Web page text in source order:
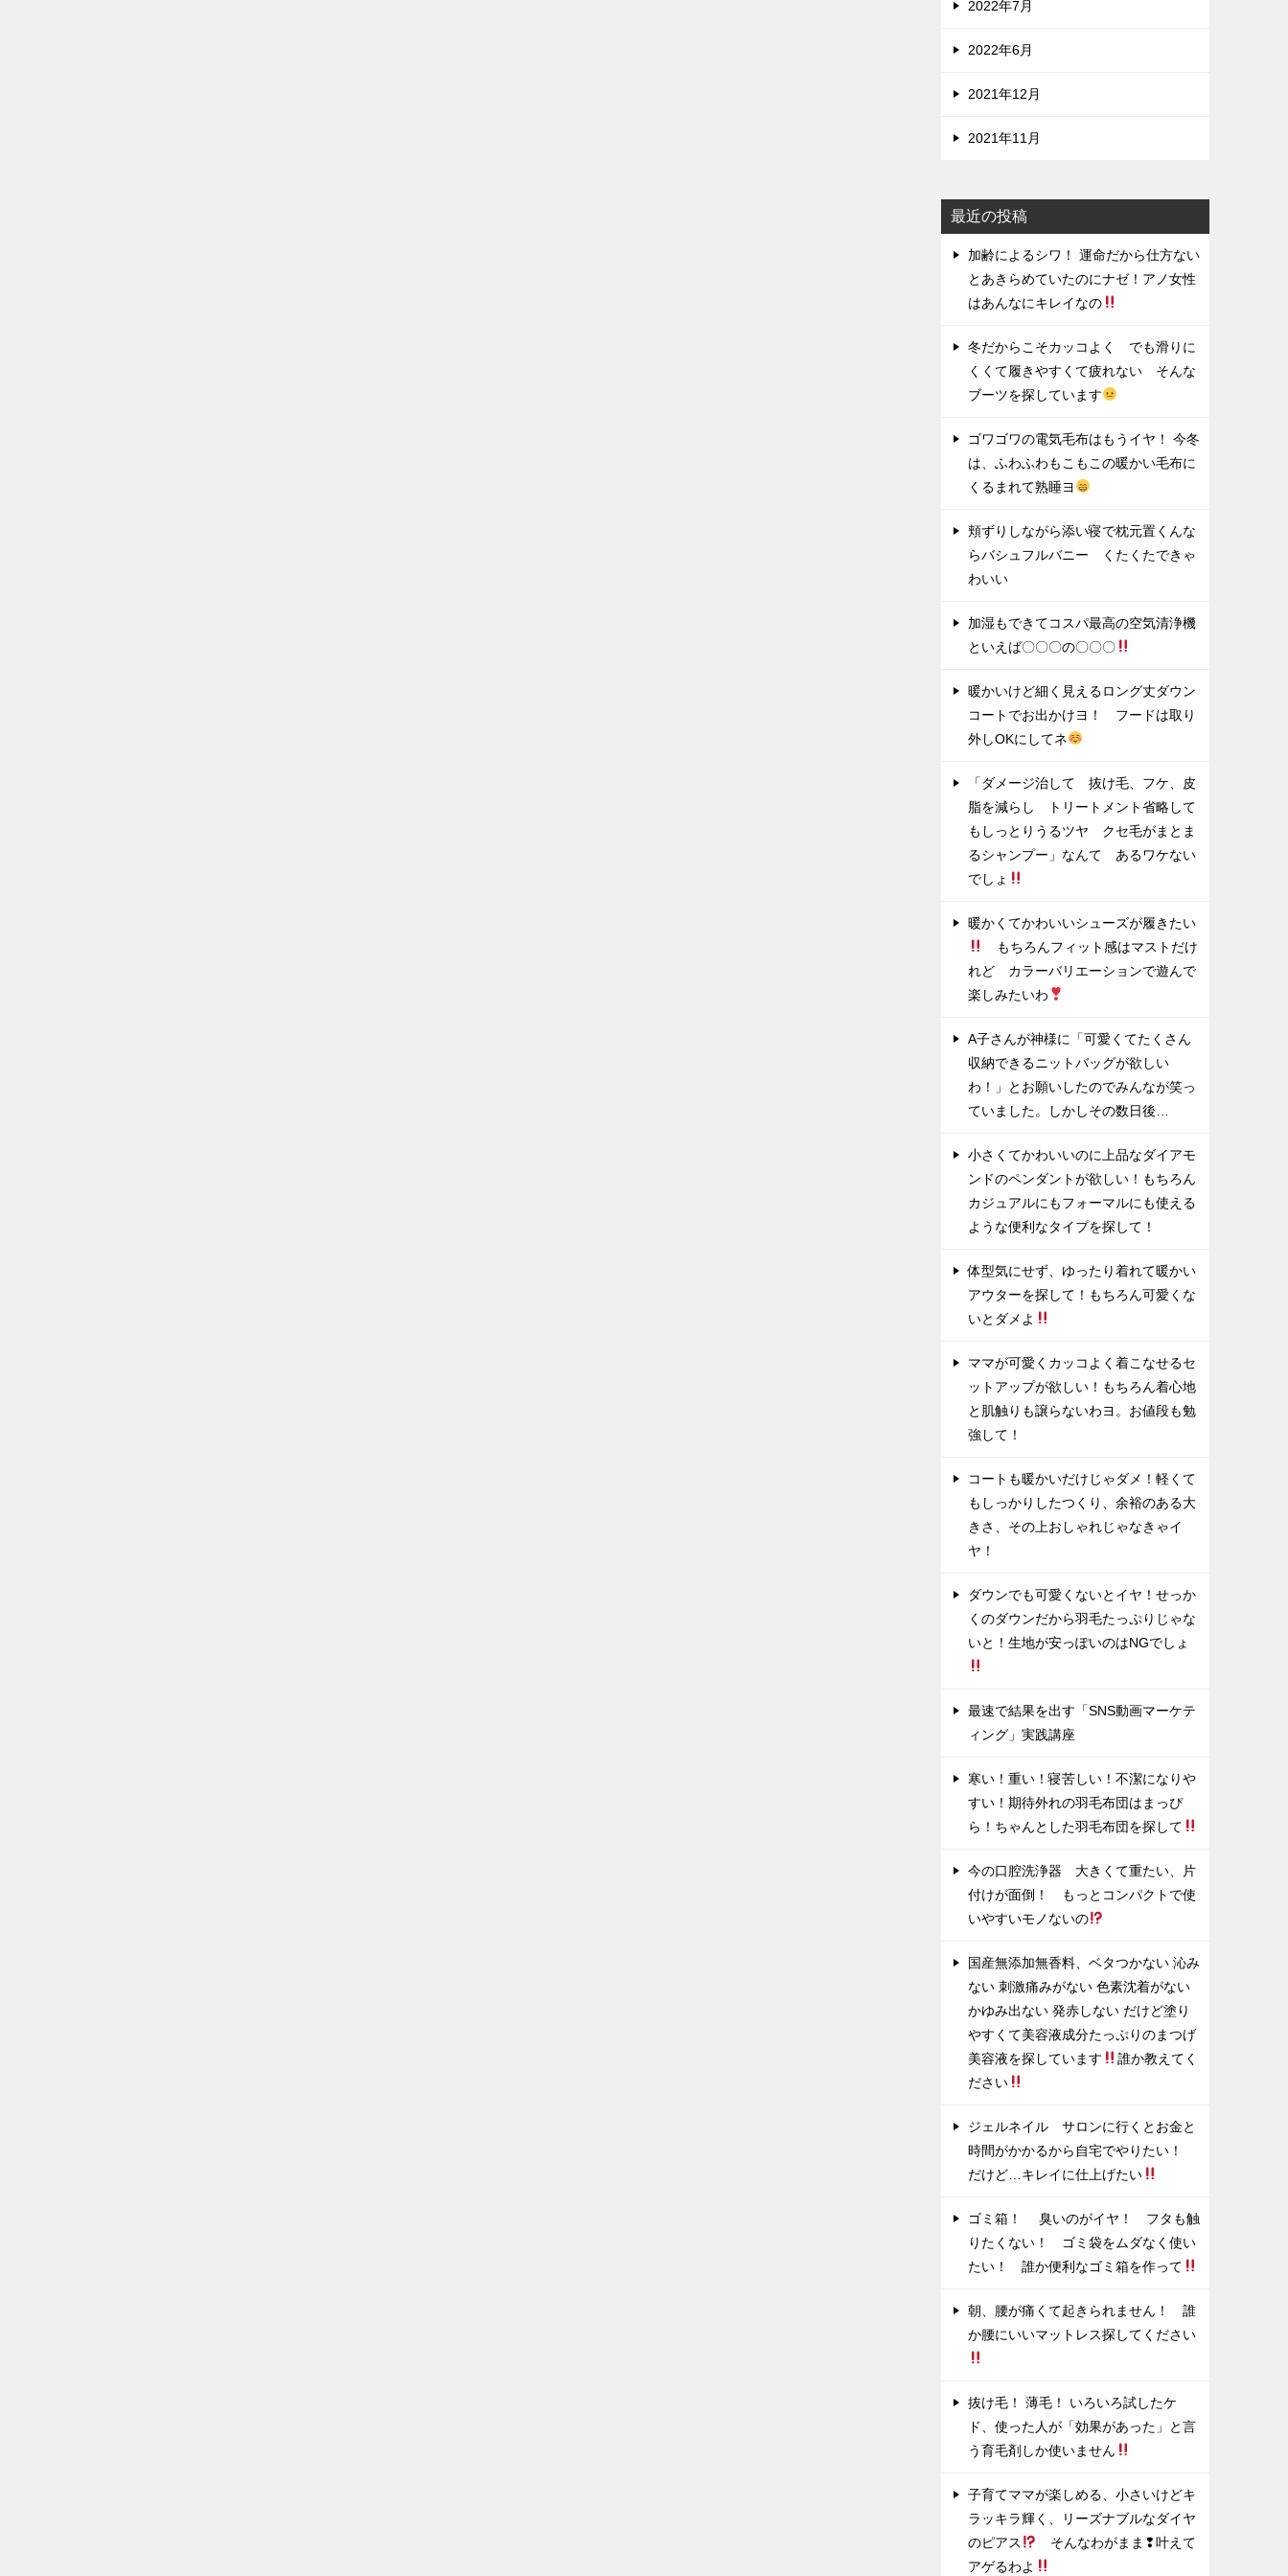
2022年7月
2022年6月
2021年12月
2021年11月
最近の投稿
加齢によるシワ！ 運命だから仕方ない
とあきらめていたのにナゼ！アノ女性
はあんなにキレイなの
冬だからこそカッコよく でも滑りに
くくて履きやすくて疲れない そんな
ブーツを探しています
ゴワゴワの電気毛布はもうイヤ！ 今冬
は、ふわふわもこもこの暖かい毛布に
くるまれて熟睡ヨ
頬ずりしながら添い寝で枕元置くんな
らバシュフルバニー くたくたできゃ
わいい
加湿もできてコスパ最高の空気清浄機
といえば〇〇〇の〇〇〇
暖かいけど細く見えるロング丈ダウン
コートでお出かけヨ！ フードは取り
外しOKにしてネ
「ダメージ治して 抜け毛、フケ、皮
脂を減らし トリートメント省略して
もしっとりうるツヤ クセ毛がまとま
るシャンプー」なんて あるワケない
でしょ
暖かくてかわいいシューズが履きたい
もちろんフィット感はマストだけ
れど カラーバリエーションで遊んで
楽しみたいわ
A子さんが神様に「可愛くてたくさん
収納できるニットバッグが欲しい
わ！」とお願いしたのでみんなが笑っ
ていました。しかしその数日後…
小さくてかわいいのに上品なダイアモ
ンドのペンダントが欲しい！もちろん
カジュアルにもフォーマルにも使える
ような便利なタイプを探して！
体型気にせず、ゆったり着れて暖かい
アウターを探して！もちろん可愛くな
いとダメよ
ママが可愛くカッコよく着こなせるセ
ットアップが欲しい！もちろん着心地
と肌触りも譲らないわヨ。お値段も勉
強して！
コートも暖かいだけじゃダメ！軽くて
もしっかりしたつくり、余裕のある大
きさ、その上おしゃれじゃなきゃイ
ヤ！
ダウンでも可愛くないとイヤ！せっか
くのダウンだから羽毛たっぷりじゃな
いと！生地が安っぽいのはNGでしょ
最速で結果を出す「SNS動画マーケテ
ィング」実践講座
寒い！重い！寝苦しい！不潔になりや
すい！期待外れの羽毛布団はまっぴ
ら！ちゃんとした羽毛布団を探して
今の口腔洗浄器 大きくて重たい、片
付けが面倒！ もっとコンパクトで使
いやすいモノないの
国産無添加無香料、ベタつかない 沁み
ない 刺激痛みがない 色素沈着がない
かゆみ出ない 発赤しない だけど塗り
やすくて美容液成分たっぷりのまつげ
美容液を探しています
誰か教えてく
ださい
ジェルネイル サロンに行くとお金と
時間がかかるから自宅でやりたい！
だけど…キレイに仕上げたい
ゴミ箱！ 臭いのがイヤ！ フタも触
りたくない！ ゴミ袋をムダなく使い
たい！ 誰か便利なゴミ箱を作って
朝、腰が痛くて起きられません！ 誰
か腰にいいマットレス探してください
抜け毛！ 薄毛！ いろいろ試したケ
ド、使った人が「効果があった」と言
う育毛剤しか使いません
子育てママが楽しめる、小さいけどキ
ラッキラ輝く、リーズナブルなダイヤ
のピアス
そんなわがまま❢叶えて
アゲるわよ